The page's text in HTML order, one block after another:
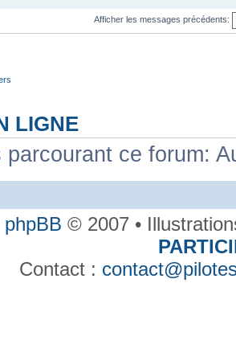
Afficher les messages précédents:
LIGNE
parcourant ce forum:
phpBB © 2007 •
Contact :